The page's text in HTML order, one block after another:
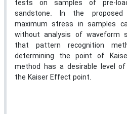
tests on samples of pre-
sandstone. In the
maximum stress in samples
without analysis of waveform
that pattern recognition
determining the point of
method has a desirable level
the Kaiser Effect point.